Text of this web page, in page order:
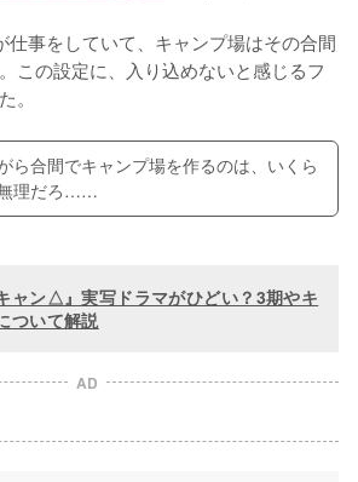
仕事をしていて、キャンプ場はその合間
この設定に、入り込めないと感じるフ
。
ら合間でキャンプ場を作るのは、いくら
理だろ……
ャン△』実写ドラマがひどい？3期やキ
ついて解説
AD